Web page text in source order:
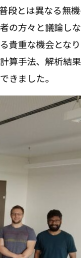
段とは異なる無機
の方々と議論し
貴重な機会とな
算手法、解析結果
きました。